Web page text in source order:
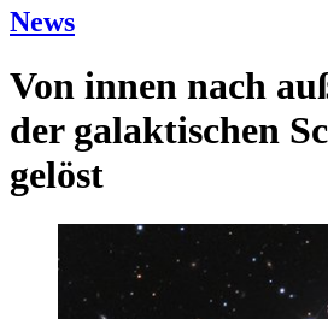
News
Von innen nach
der galaktischen
gelöst